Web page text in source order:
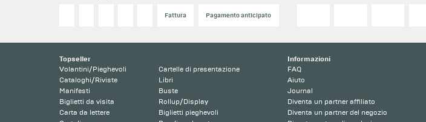
Fattura Pagamento anticipato
Topseller
Volantini/Pieghevoli
Cataloghi/Riviste
Manifesti
Biglietti da visita
Carta da lettere
Cartelle di presentazione
Libri
Buste
Rollup/Display
Biglietti pieghevoli
Informazioni
FAQ
Aiuto
Journal
Diventa un partner affiliato
Diventa un partner del negozio